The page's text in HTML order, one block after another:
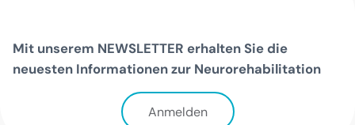
Mit unserem NEWSLETTER erhalten Sie die
neuesten Informationen zur Neurorehabilitation
Anmelden